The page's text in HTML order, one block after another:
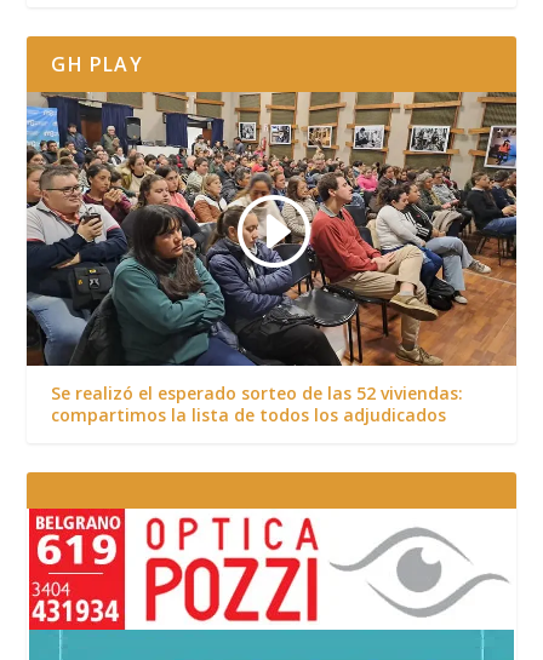
GH PLAY
Se realizó el esperado sorteo de las 52 viviendas:
compartimos la lista de todos los adjudicados